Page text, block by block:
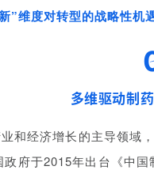
”维度对转型的战略性机
多维驱动制
和经济增长的主导领域
政府于2015年出台《中